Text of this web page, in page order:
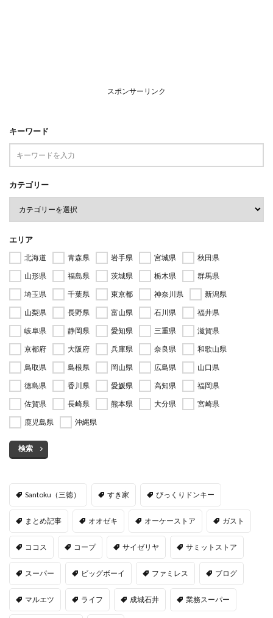
スポンサーリンク
キーワード
カテゴリー
エリア
北海道 青森県 岩手県 宮城県
秋田県
山形県
福島県 茨城県 栃木県
群馬県
埼玉県
千葉県 東京都 神奈川県
新潟県
山梨県
長野県 富山県 石川県
福井県
岐阜県
静岡県 愛知県 三重県
滋賀県
京都府
大阪府 兵庫県 奈良県
和歌山県
鳥取県
島根県 岡山県 広島県
山口県
徳島県
香川県 愛媛県 高知県
福岡県
佐賀県
長崎県 熊本県 大分県
宮崎県
鹿児島県
沖縄県
検索
Santoku（三徳） すき家 びっくりドンキー
まとめ記事 オオゼキ オーケーストア ガスト
ココス コープ サイゼリヤ サミットストア
スーパー ビッグボーイ ファミレス ブログ
マルエツ ライフ 成城石井 業務スーパー